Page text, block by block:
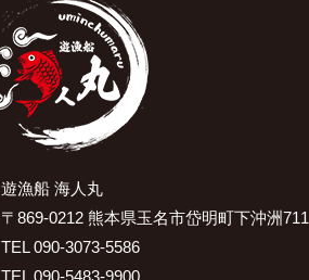
遊漁船 海人丸
〒869-0212 熊本県玉名市岱明町下沖洲711
TEL 090-3073-5586
TEL 090-5483-9900